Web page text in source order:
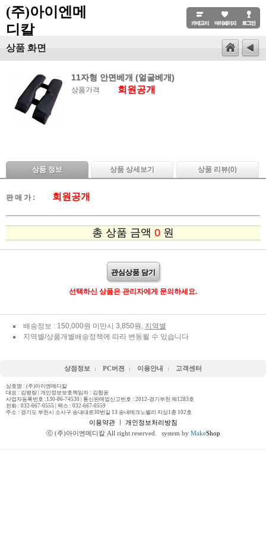
(주)아이엔메
디칼
상품 화면
11자형 안면베개 (얼굴베개)
상품가격 회원공개
상품 정보 상품 상세보기 상품 리뷰(0)
판 매 가 : 회원공개
총 상품 금액 0 원
관심상품 담기
선택하신 상품은 관리자에게 문의하세요.
배송정보 : 150,000원 미만시 3,850원, 지역별
지역별/상품개별배송정책에 따라 변동될 수 있습니다
상점정보 PC버젼 이용안내 고객센터
상호명 : (주)아이엔메디칼
대표 : 김병량 | 개인정보보호책임자 : 김형윤
사업자등록번호 :130-86-74530 | 통신판매업신고번호 : 2012-경기부천 제1283호
전화 : 032-667-0555 | 팩스 : 032-667-0559
주소 : 경기도 부천시 소사구 송내대로30번길 13 송내테크노밸리 지상1층 102호
이용약관ㅣ 개인정보처리방침
ⓒ (주)아이엔메디칼 All right reserved.
system by MakeShop